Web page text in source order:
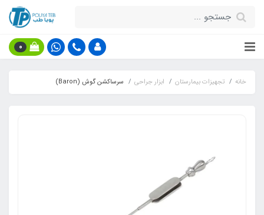
0
خانه تجهیزات بیمارستان ابزار جراحی سرساکشن گوش (Baron)